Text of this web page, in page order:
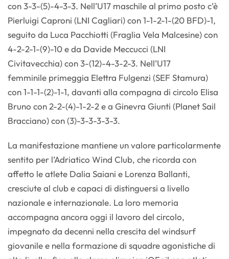
con 3-3-(5)-4-3-3. Nell’U17 maschile al primo posto c’è
Pierluigi Caproni (LNI Cagliari) con 1-1-2-1-(20 BFD)-1,
seguito da Luca Pacchiotti (Fraglia Vela Malcesine) con
4-2-2-1-(9)-10 e da Davide Meccucci (LNI
Civitavecchia) con 3-(12)-4-3-2-3. Nell’U17
femminile primeggia Elettra Fulgenzi (SEF Stamura)
con 1-1-1-(2)-1-1, davanti alla compagna di circolo Elisa
Bruno con 2-2-(4)-1-2-2 e a Ginevra Giunti (Planet Sail
Bracciano) con (3)-3-3-3-3-3.
La manifestazione mantiene un valore particolarmente
sentito per l’Adriatico Wind Club, che ricorda con
affetto le atlete Dalia Saiani e Lorenza Ballanti,
cresciute al club e capaci di distinguersi a livello
nazionale e internazionale. La loro memoria
accompagna ancora oggi il lavoro del circolo,
impegnato da decenni nella crescita del windsurf
giovanile e nella formazione di squadre agonistiche di